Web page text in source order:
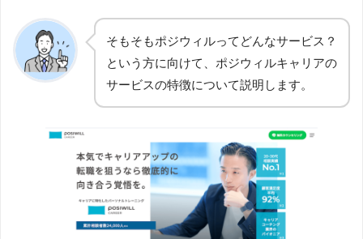
そもそもポジウィルってどんなサービス？
という方に向けて、ポジウィルキャリアの
サービスの特徴について説明します。